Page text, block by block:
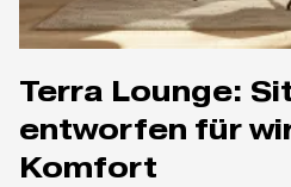
Terra Lounge: Sitzmöbel
entworfen für
Komfort